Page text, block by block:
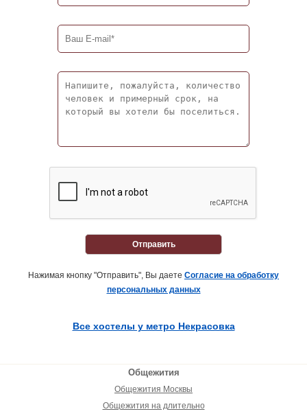
Отправить
Нажимая кнопку "Отправить", Вы даете Согласие на обработку
персональных данных
Все хостелы у метро Некрасовка
Общежития
Общежития Москвы
Общежития на длительно